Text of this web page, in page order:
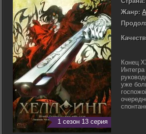
1 сезон 13 серия
Жанр:
Конец
уже